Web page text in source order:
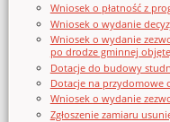
Wniosek o płatność z
Wniosek o wydanie
Wniosek o wydanie
po drodze gminnej
Dotacje do budowy
Dotacje na przydomowe
Wniosek o wydanie
Zgłoszenie zamiaru